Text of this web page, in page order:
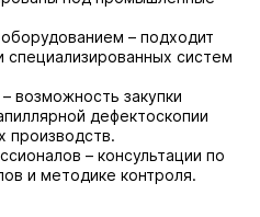
– подходит
специализированных систем
возможность закупки
дефектоскопии
производств.
– консультации по
и методике контроля.